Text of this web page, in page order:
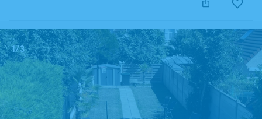
Cette annonce est close et ne peut être réservée.
1/3